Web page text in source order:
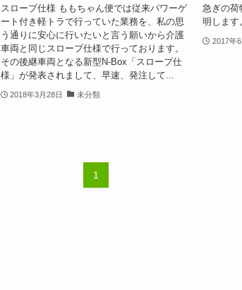
スロープ仕様 ももちゃん便では従来パワーゲ
ート付き軽トラで行っていた業務を、私の思
う通りに安心に行いたいと言う願いから介護
車両と同じスロープ仕様で行っております。
その後継車両となる新型N-Box「スロープ仕
様」が発表されまして、早速、発注して...
2018年3月28日 未分類
急ぎの荷
明します
2017年
1